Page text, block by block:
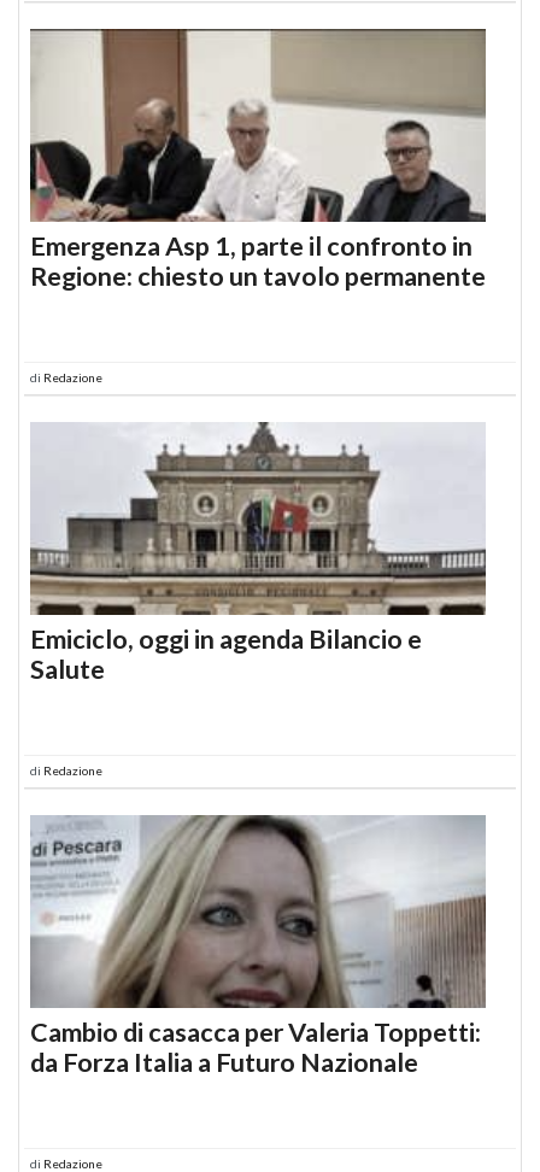
Emergenza Asp 1, parte il confronto in
Regione: chiesto un tavolo permanente
di Redazione
Emiciclo, oggi in agenda Bilancio e
Salute
di Redazione
Cambio di casacca per Valeria Toppetti:
da Forza Italia a Futuro Nazionale
di Redazione